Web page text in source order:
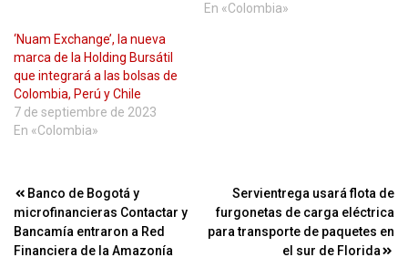
En «Colombia»
‘Nuam Exchange’, la nueva
marca de la Holding Bursátil
que integrará a las bolsas de
Colombia, Perú y Chile
7 de septiembre de 2023
En «Colombia»
Navegación
de
entradas
Banco de Bogotá y
microfinancieras Contactar y
Bancamía entraron a Red
Financiera de la Amazonía
Servientrega usará flota de
furgonetas de carga eléctrica
para transporte de paquetes en
el sur de Florida